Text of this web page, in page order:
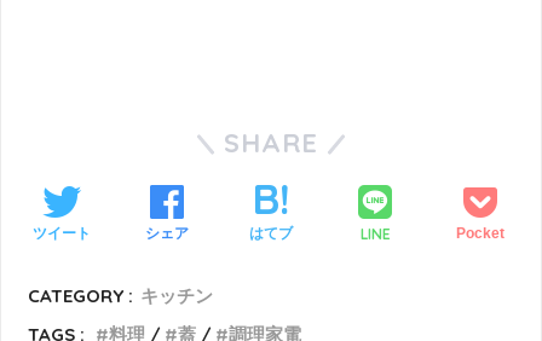
SHARE
ツイート シェア はてブ LINE Pocket
CATEGORY : キッチン
TAGS :
料理 蓋 調理家電